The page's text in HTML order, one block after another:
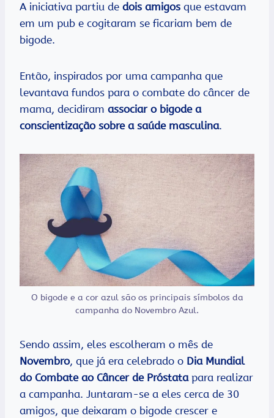
A iniciativa partiu de dois amigos que estavam
em um pub e cogitaram se ficariam bem de
bigode.
Então, inspirados por uma campanha que
levantava fundos para o combate do câncer de
mama, decidiram associar o bigode a
conscientização sobre a saúde masculina.
O bigode e a cor azul são os principais símbolos da
campanha do Novembro Azul.
Sendo assim, eles escolheram o mês de
Novembro, que já era celebrado o Dia Mundial
do Combate ao Câncer de Próstatapara realizar
a campanha. Juntaram-se a eles cerca de 30
amigos, que deixaram o bigode crescer e